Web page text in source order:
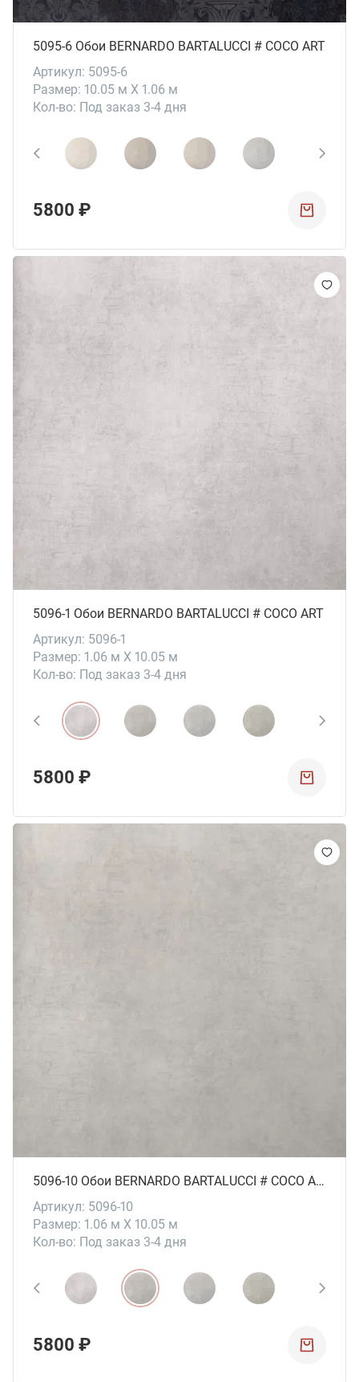
5095-6 Обои BERNARDO BARTALUCCI # СОСО ART
Артикул: 5095-6
Размер: 10.05 м X 1.06 м
Кол-во: Под заказ 3-4 дня
5800 ₽
5096-1 Обои BERNARDO BARTALUCCI # СОСО ART
Артикул: 5096-1
Размер: 1.06 м X 10.05 м
Кол-во: Под заказ 3-4 дня
5800 ₽
5096-10 Обои BERNARDO BARTALUCCI # СОСО ART
Артикул: 5096-10
Размер: 1.06 м X 10.05 м
Кол-во: Под заказ 3-4 дня
5800 ₽